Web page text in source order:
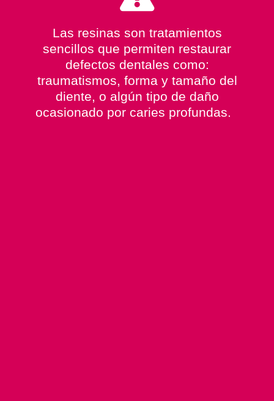
Las resinas son tratamientos
sencillos que permiten restaurar
defectos dentales como:
traumatismos, forma y tamaño del
diente, o algún tipo de daño
ocasionado por caries profundas.